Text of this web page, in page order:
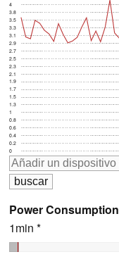
0
0.2
0.4
0.6
0.8
1
1.3
1.5
1.7
1.9
2.1
2.3
2.5
2.7
2.9
3.1
3.3
3.5
3.8
4
Power Consumption
1min *